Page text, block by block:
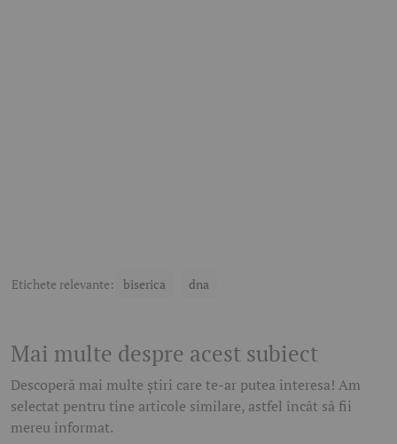
Etichete relevante: biserica dna
Mai multe despre acest subiect
Descoperă mai multe știri care te-ar putea interesa! Am
selectat pentru tine articole similare, astfel încât să fii
mereu informat.